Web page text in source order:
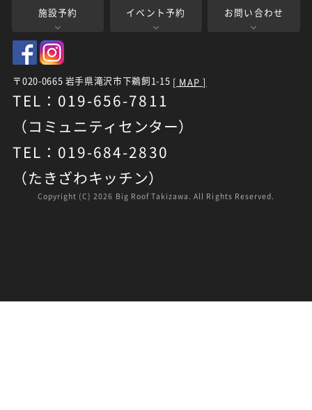
施設予約 イベント予約 お問い合わせ
〒020-0665 岩手県滝沢市下鵜飼1-15 [ MAP ]
TEL：019-656-7811
（コミュニティセンター）
TEL：019-684-2830
（たきざわキッチン）
Copyright (C)2026 Big Roof Takizawa. All Rights Reserved.